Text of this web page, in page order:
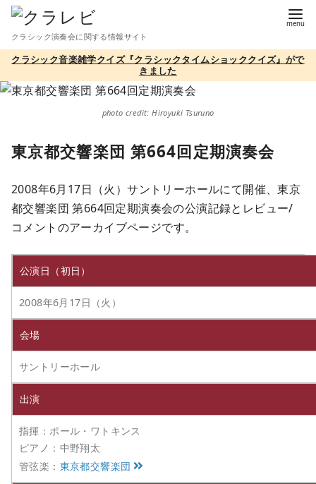
テ
ツ
クラシック演奏会に関する情報サイト
クラシック音楽雑学クイズ『クラシックタイムショッククイズ』がで
きました
photo credit: Hiroyuki Tsuruno
東京都交響楽団 第664回定期演奏会
2008年6月17日（火）サントリーホールにて開催、東京
都交響楽団 第664回定期演奏会の公演記録とレビュー/
コメントのアーカイブページです。
公演日（初日）
2008年6月17日（火）
会場
サントリーホール
出演
指揮：ポール・ワトキンス
ピアノ：中野翔太
管弦楽： 東京都交響楽団